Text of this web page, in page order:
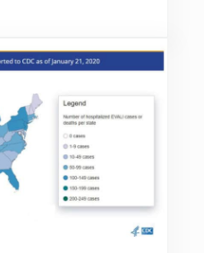
Grundberatung für